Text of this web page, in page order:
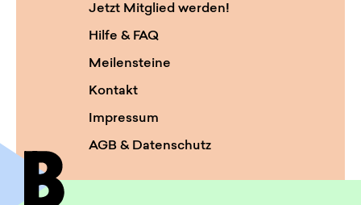
Jetzt Mitglied werden!
Hilfe & FAQ
Meilensteine
Kontakt
Impressum
AGB & Datenschutz